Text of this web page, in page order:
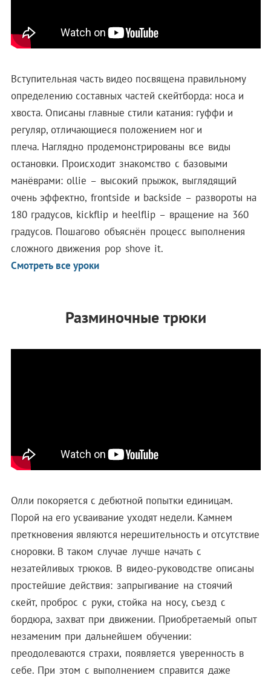
Вступительная часть видео посвящена правильному
определению составных частей скейтборда: носа и
хвоста. Описаны главные стили катания: гуффи и
регуляр, отличающиеся положением ног и
плеча. Наглядно продемонстрированы все виды
остановки. Происходит знакомство с базовыми
манёврами: ollie – высокий прыжок, выглядящий
очень эффектно, frontside и backside – развороты на
180 градусов, kickflip и heelflip – вращение на 360
градусов. Пошагово объяснён процесс выполнения
сложного движения pop shove it.
Смотреть все уроки
Разминочные трюки
Олли покоряется с дебютной попытки единицам.
Порой на его усваивание уходят недели. Камнем
преткновения являются нерешительность и отсутствие
сноровки. В таком случае лучше начать с
незатейливых трюков. В видео-руководстве описаны
простейшие действия: запрыгивание на стоячий
скейт, проброс с руки, стойка на носу, съезд с
бордюра, захват при движении. Приобретаемый опыт
незаменим при дальнейшем обучении:
преодолеваются страхи, появляется уверенность в
себе. При этом с выполнением справится даже